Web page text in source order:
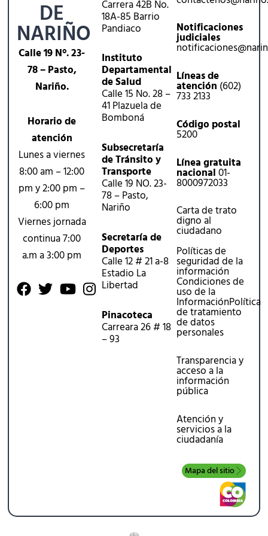
DE
NARIÑO
Calle 19 N°. 23-
78 – Pasto,
Nariño.
Horario de
atención
Lunes a viernes
8:00 am – 12:00
pm y 2:00 pm –
6:00 pm
Viernes jornada
continua 7:00
a.m a 3:00 pm
Carrera 42B No.
18A-85 Barrio
Pandiaco
Instituto
Departamental
de Salud
Calle 15 No. 28 –
41 Plazuela de
Bomboná
Subsecretaría
de Tránsito y
Transporte
Calle 19 NO. 23-
78 – Pasto,
Nariño
Secretaría de
Deportes
Calle 12 # 21 a-8
Estadio La
Libertad
Pinacoteca
Carreara 26 # 18
– 93
Notificaciones
judiciales
Líneas de
atención (602)
733 2133
Código postal
5200
Línea gratuita
nacional 01-
8000972033
Carta de trato
digno al
ciudadano
Políticas de
seguridad de la
información
Condiciones de
uso de la
InformaciónPolítica
de tratamiento
de datos
personales
Transparencia y
acceso a la
información
pública
Atención y
servicios a la
ciudadanía
Mapa del sitio